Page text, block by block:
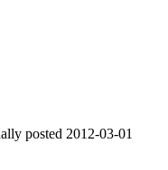
posted 2012-03-01